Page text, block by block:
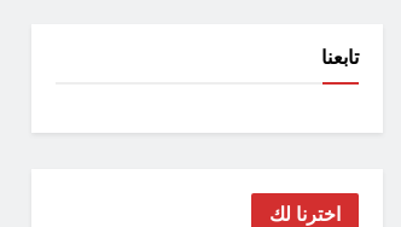
تابعنا
اخترنا لك